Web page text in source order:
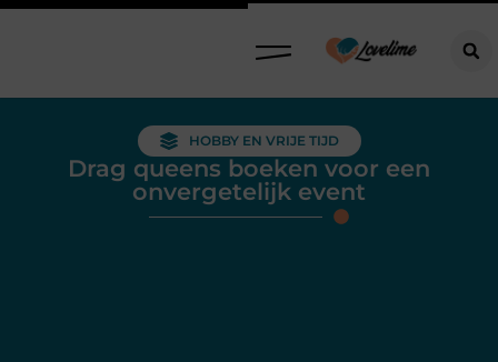
HOBBY EN VRIJE TIJD
Drag queens boeken voor een
onvergetelijk event